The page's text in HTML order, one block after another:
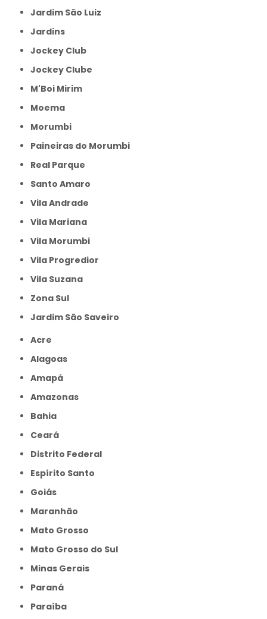
Jardim São Luiz
Jardins
Jockey Club
Jockey Clube
M'Boi Mirim
Moema
Morumbi
Paineiras do Morumbi
Real Parque
Santo Amaro
Vila Andrade
Vila Mariana
Vila Morumbi
Vila Progredior
Vila Suzana
Zona Sul
jardim São Saveiro
Acre
Alagoas
Amapá
Amazonas
Bahia
Ceará
Distrito Federal
Espírito Santo
Goiás
Maranhão
Mato Grosso
Mato Grosso do Sul
Minas Gerais
Paraná
Paraíba